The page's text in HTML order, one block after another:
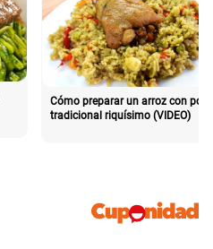
Cómo preparar un arroz con pollo
tradicional riquísimo (VIDEO)